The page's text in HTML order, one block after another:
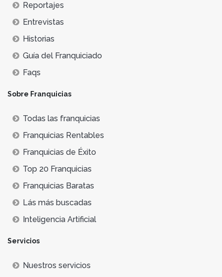
Reportajes
Entrevistas
Historias
Guía del Franquiciado
Faqs
Sobre Franquicias
Todas las franquicias
Franquicias Rentables
Franquicias de Éxito
Top 20 Franquicias
Franquicias Baratas
Lás más buscadas
Inteligencia Artificial
Servicios
Nuestros servicios